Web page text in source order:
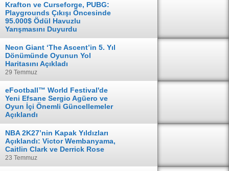
Krafton ve Curseforge, PUBG:
Playgrounds Çıkışı Öncesinde
95.000$ Ödül Havuzlu
Yarışmasını Duyurdu
04 Ağustos
Neon Giant ‘The Ascent’in 5. Yıl
Dönümünde Oyunun Yol
Haritasını Açıkladı
29 Temmuz
eFootball™ World Festival'de
Yeni Efsane Sergio Agüero ve
Oyun İçi Önemli Güncellemeler
Açıklandı
28 Temmuz
NBA 2K27’nin Kapak Yıldızları
Açıklandı: Victor Wembanyama,
Caitlin Clark ve Derrick Rose
23 Temmuz